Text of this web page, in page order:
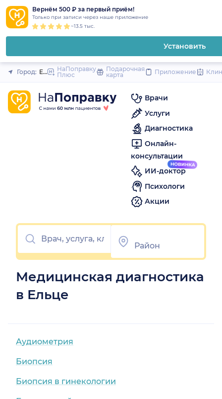
Вернём 500 ₽ за первый приём!
Только при записи через наше приложение
~13.5 тыс.
Установить
Закрыть
Город: Елец НаПоправку
Плюс
Подарочная
карта
Приложение
Врачи
Услуги
Диагностика
Онлайн-
консультации
ИИ-доктор
Психологи
Акции
Медицинская диагностика
в Ельце
Аудиометрия
Биопсия
Биопсия в гинекологии